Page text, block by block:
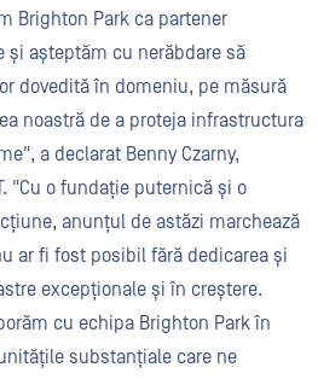
Brighton Park ca partener
și așteptăm cu nerăbdare să
dovedită în domeniu, pe măsură
noastră de a proteja infrastructura
a declarat Benny Czarny,
"Cu o fundație puternică și o
anunțul de astăzi marchează
ar fi fost posibil fără dedicarea și
excepționale și în creștere.
cu echipa Brighton Park în
substanțiale care ne